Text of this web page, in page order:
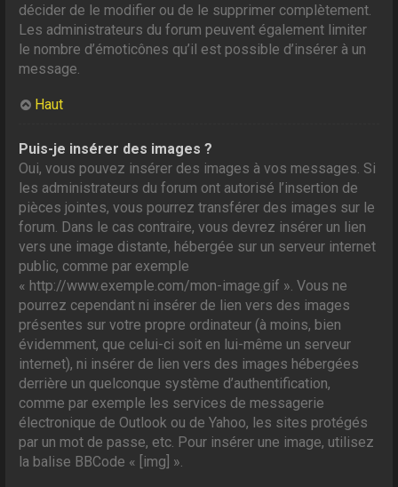
décider de le modifier ou de le supprimer complètement.
Les administrateurs du forum peuvent également limiter
le nombre d’émoticônes qu’il est possible d’insérer à un
message.
Haut
Puis-je insérer des images ?
Oui, vous pouvez insérer des images à vos messages. Si
les administrateurs du forum ont autorisé l’insertion de
pièces jointes, vous pourrez transférer des images sur le
forum. Dans le cas contraire, vous devrez insérer un lien
vers une image distante, hébergée sur un serveur internet
public, comme par exemple
« http://www.exemple.com/mon-image.gif ». Vous ne
pourrez cependant ni insérer de lien vers des images
présentes sur votre propre ordinateur (à moins, bien
évidemment, que celui-ci soit en lui-même un serveur
internet), ni insérer de lien vers des images hébergées
derrière un quelconque système d’authentification,
comme par exemple les services de messagerie
électronique de Outlook ou de Yahoo, les sites protégés
par un mot de passe, etc. Pour insérer une image, utilisez
la balise BBCode « [img] ».